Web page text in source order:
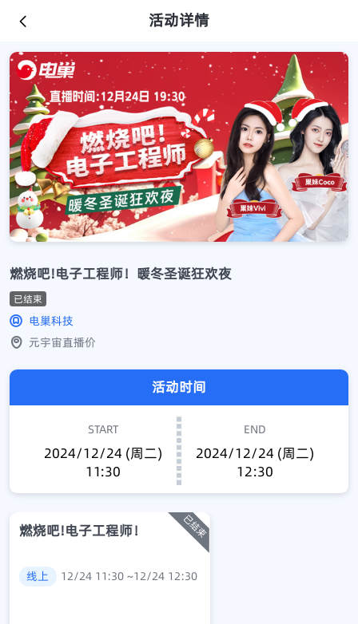
活动详情
燃烧吧!电子工程师！暖冬圣诞狂欢夜
已结束
电巢科技
元宇宙直播价
活动时间
START
2024/12/24 (周二)
11:30
END
2024/12/24 (周二)
12:30
燃烧吧!电子工程师！
线上 12/24 11:30 ~12/24 12:30